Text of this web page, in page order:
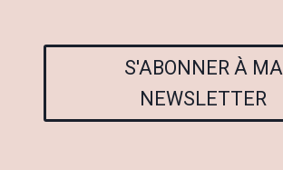
S'ABONNER À MA
NEWSLETTER